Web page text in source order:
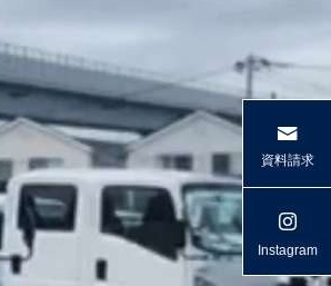
資料請求
Instagram